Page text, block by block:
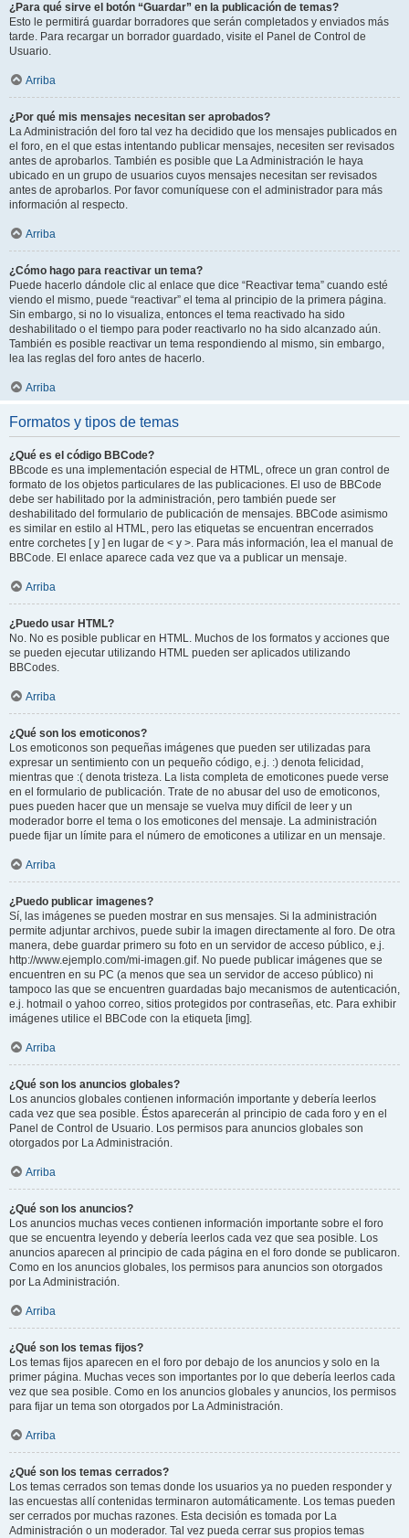
¿Para qué sirve el botón “Guardar” en la publicación de temas?
Esto le permitirá guardar borradores que serán completados y enviados más
tarde. Para recargar un borrador guardado, visite el Panel de Control de
Usuario.
Arriba
¿Por qué mis mensajes necesitan ser aprobados?
La Administración del foro tal vez ha decidido que los mensajes publicados en
el foro, en el que estas intentando publicar mensajes, necesiten ser revisados
antes de aprobarlos. También es posible que La Administración le haya
ubicado en un grupo de usuarios cuyos mensajes necesitan ser revisados
antes de aprobarlos. Por favor comuníquese con el administrador para más
información al respecto.
Arriba
¿Cómo hago para reactivar un tema?
Puede hacerlo dándole clic al enlace que dice “Reactivar tema” cuando esté
viendo el mismo, puede “reactivar” el tema al principio de la primera página.
Sin embargo, si no lo visualiza, entonces el tema reactivado ha sido
deshabilitado o el tiempo para poder reactivarlo no ha sido alcanzado aún.
También es posible reactivar un tema respondiendo al mismo, sin embargo,
lea las reglas del foro antes de hacerlo.
Arriba
Formatos y tipos de temas
¿Qué es el código BBCode?
BBcode es una implementación especial de HTML, ofrece un gran control de
formato de los objetos particulares de las publicaciones. El uso de BBCode
debe ser habilitado por la administración, pero también puede ser
deshabilitado del formulario de publicación de mensajes. BBCode asimismo
es similar en estilo al HTML, pero las etiquetas se encuentran encerrados
entre corchetes [ y ] en lugar de < y >. Para más información, lea el manual de
BBCode. El enlace aparece cada vez que va a publicar un mensaje.
Arriba
¿Puedo usar HTML?
No. No es posible publicar en HTML. Muchos de los formatos y acciones que
se pueden ejecutar utilizando HTML pueden ser aplicados utilizando
BBCodes.
Arriba
¿Qué son los emoticonos?
Los emoticonos son pequeñas imágenes que pueden ser utilizadas para
expresar un sentimiento con un pequeño código, e.j. :) denota felicidad,
mientras que :( denota tristeza. La lista completa de emoticones puede verse
en el formulario de publicación. Trate de no abusar del uso de emoticonos,
pues pueden hacer que un mensaje se vuelva muy difícil de leer y un
moderador borre el tema o los emoticones del mensaje. La administración
puede fijar un límite para el número de emoticones a utilizar en un mensaje.
Arriba
¿Puedo publicar imagenes?
Sí, las imágenes se pueden mostrar en sus mensajes. Si la administración
permite adjuntar archivos, puede subir la imagen directamente al foro. De otra
manera, debe guardar primero su foto en un servidor de acceso público, e.j.
http://www.ejemplo.com/mi-imagen.gif. No puede publicar imágenes que se
encuentren en su PC (a menos que sea un servidor de acceso público) ni
tampoco las que se encuentren guardadas bajo mecanismos de autenticación,
e.j. hotmail o yahoo correo, sitios protegidos por contraseñas, etc. Para exhibir
imágenes utilice el BBCode con la etiqueta [img].
Arriba
¿Qué son los anuncios globales?
Los anuncios globales contienen información importante y debería leerlos
cada vez que sea posible. Éstos aparecerán al principio de cada foro y en el
Panel de Control de Usuario. Los permisos para anuncios globales son
otorgados por La Administración.
Arriba
¿Qué son los anuncios?
Los anuncios muchas veces contienen información importante sobre el foro
que se encuentra leyendo y debería leerlos cada vez que sea posible. Los
anuncios aparecen al principio de cada página en el foro donde se publicaron.
Como en los anuncios globales, los permisos para anuncios son otorgados
por La Administración.
Arriba
¿Qué son los temas fijos?
Los temas fijos aparecen en el foro por debajo de los anuncios y solo en la
primer página. Muchas veces son importantes por lo que debería leerlos cada
vez que sea posible. Como en los anuncios globales y anuncios, los permisos
para fijar un tema son otorgados por La Administración.
Arriba
¿Qué son los temas cerrados?
Los temas cerrados son temas donde los usuarios ya no pueden responder y
las encuestas allí contenidas terminaron automáticamente. Los temas pueden
ser cerrados por muchas razones. Esta decisión es tomada por La
Administración o un moderador. Tal vez pueda cerrar sus propios temas